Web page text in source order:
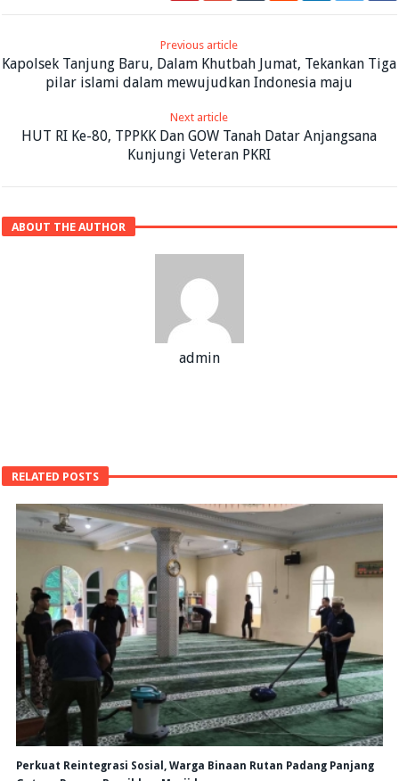
Previous article
Kapolsek Tanjung Baru, Dalam Khutbah Jumat, Tekankan Tiga
pilar islami dalam mewujudkan Indonesia maju
Next article
HUT RI Ke-80, TPPKK Dan GOW Tanah Datar Anjangsana
Kunjungi Veteran PKRI
ABOUT THE AUTHOR
admin
RELATED POSTS
Perkuat Reintegrasi Sosial, Warga Binaan Rutan Padang Panjang